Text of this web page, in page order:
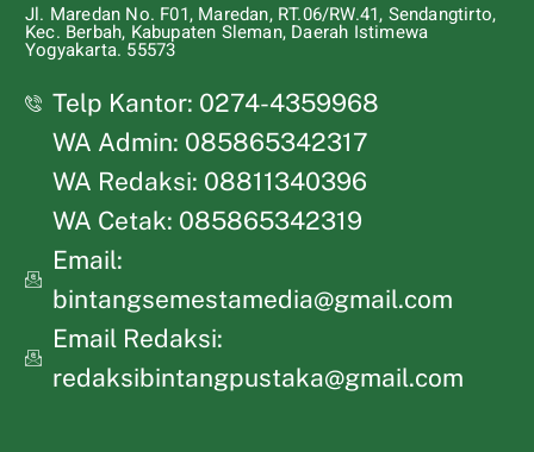
Jl. Maredan No. F01, Maredan, RT.06/RW.41, Sendangtirto,
Kec. Berbah, Kabupaten Sleman, Daerah Istimewa
Yogyakarta. 55573
Telp Kantor: 0274-4359968
WA Admin: 085865342317
WA Redaksi: 08811340396
WA Cetak: 085865342319
Email:
bintangsemestamedia@gmail.com
Email Redaksi:
redaksibintangpustaka@gmail.com